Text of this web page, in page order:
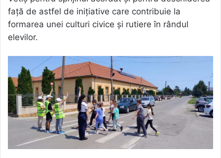
față de astfel de inițiative care contribuie la
formarea unei culturi civice și rutiere în rândul
elevilor.